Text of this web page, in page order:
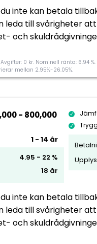
Nej
mellan långivare
Ansök nu
inte kan betala
leda till svårigheter
och
0 kr. Nominell ränta: 6.94
mellan 2.95%-26.05%.
Nej
- 800,000
1 - 14 år
4.95 - 22 %
18 år
inte kan betala
leda till svårigheter
och